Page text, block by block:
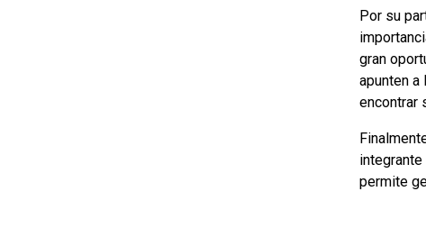
Por su
gran
apunten a
encontrar
permite